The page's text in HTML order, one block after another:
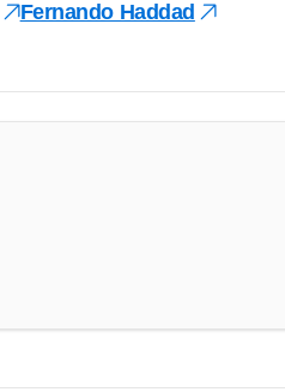
Fernando Haddad